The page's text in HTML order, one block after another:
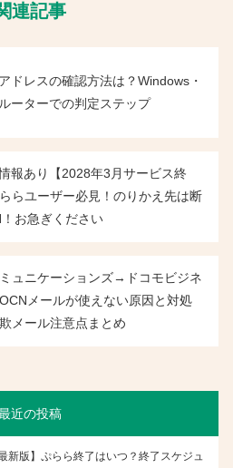
連記事
ドレスの確認方法は？Windows・
ーターでの判定ステップ
報あり【2028年3月サービス終
らユーザー必見！のりかえ先は断
お急ぎください
ュニケーションズ→ドコモビジネ
メールが使えない原因と対処
メール注意点まとめ
近の投稿
新版】ぷらら終了はいつ？終了スケジュ